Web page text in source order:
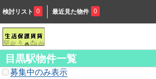
検討リスト 0 最近見た物件 0
目黒駅物件一覧
募集中のみ表示